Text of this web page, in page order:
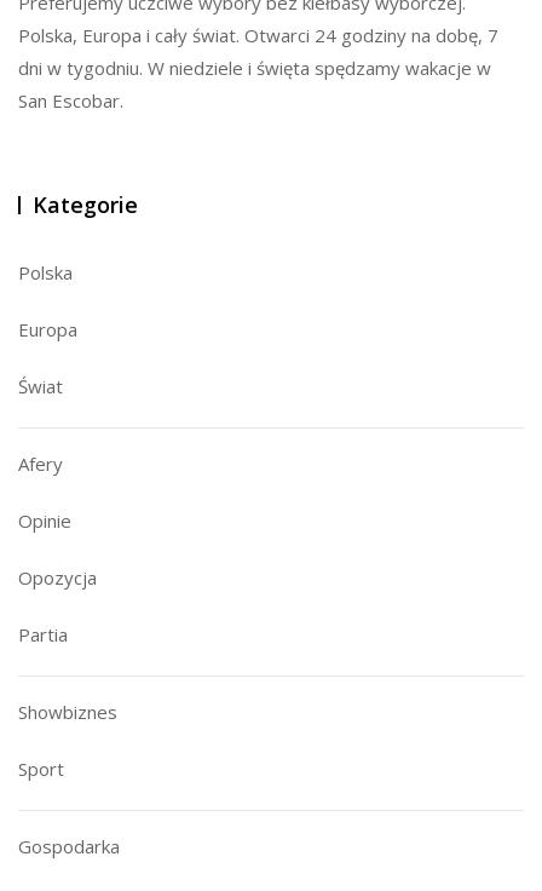
Polska, Europa i cały świat. Otwarci 24 godziny na dobę, 7
dni w tygodniu. W niedziele i święta spędzamy wakacje w
San Escobar.
Kategorie
Polska
Europa
Świat
Afery
Opinie
Opozycja
Partia
Showbiznes
Sport
Gospodarka